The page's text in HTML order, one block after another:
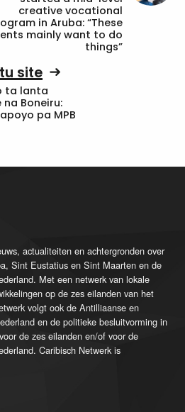
creative vocational
in Aruba: “These
mainly want to do
things”
site
ta lanta
Boneiru:
pa MPB
actualiteiten en achtergronden over
Sint Eustatius en Sint Maarten en de
Met een netwerk van lokale
op de zes eilanden van het
volgt ook de Antilliaanse en
en de politieke besluitvorming in
de zes eilanden en/of voor de
Caribisch Netwerk is